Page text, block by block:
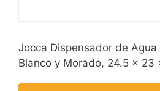
Jocca Dispensador de
Blanco y Morado, 24.5 x 23